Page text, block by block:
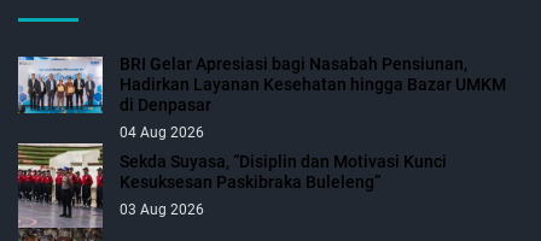
BRI Gelar Apresiasi bagi Nasabah Pensiunan,
Hadirkan Layanan Kesehatan hingga Bazar UMKM
di Denpasar
04 Aug 2026
Sekda Suyasa, “Disiplin dan Motivasi Kunci
Kesuksesan Paskibraka Buleleng”
03 Aug 2026